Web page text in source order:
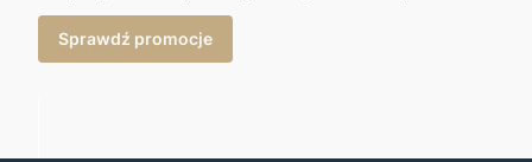
Sprawdź promocje